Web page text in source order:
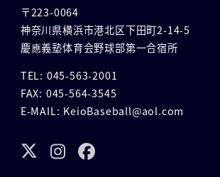
〒223-0064
神奈川県横浜市港北区下田町2-14-5
慶應義塾体育会野球部第一合宿所
TEL: 045-563-2001
FAX: 045-564-3545
E-MAIL: KeioBaseball@aol.com